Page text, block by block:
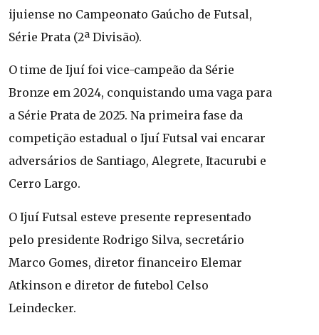
ijuiense no Campeonato Gaúcho de Futsal,
Série Prata (2ª Divisão).
O time de Ijuí foi vice-campeão da Série
Bronze em 2024, conquistando uma vaga para
a Série Prata de 2025. Na primeira fase da
competição estadual o Ijuí Futsal vai encarar
adversários de Santiago, Alegrete, Itacurubi e
Cerro Largo.
O Ijuí Futsal esteve presente representado
pelo presidente Rodrigo Silva, secretário
Marco Gomes, diretor financeiro Elemar
Atkinson e diretor de futebol Celso
Leindecker.